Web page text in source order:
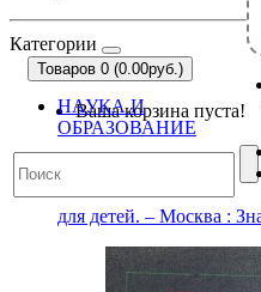
Категории
Товаров 0 (0.00руб.)
Ваша корзина пуста!
НАУКА И
ОБРАЗОВАНИЕ
для детей. – Москва :